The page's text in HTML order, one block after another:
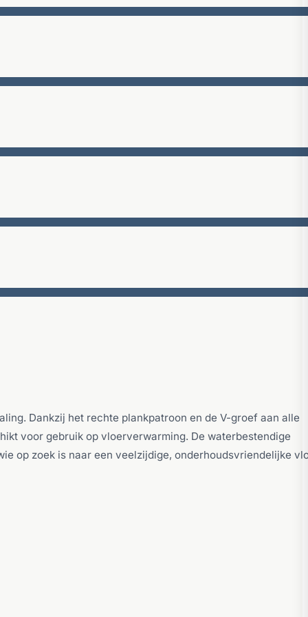
Dankzij het rechte plankpatroon en de V-groef aan alle
voor gebruik op vloerverwarming. De waterbestendige
op zoek is naar een veelzijdige, onderhoudsvriendelijke